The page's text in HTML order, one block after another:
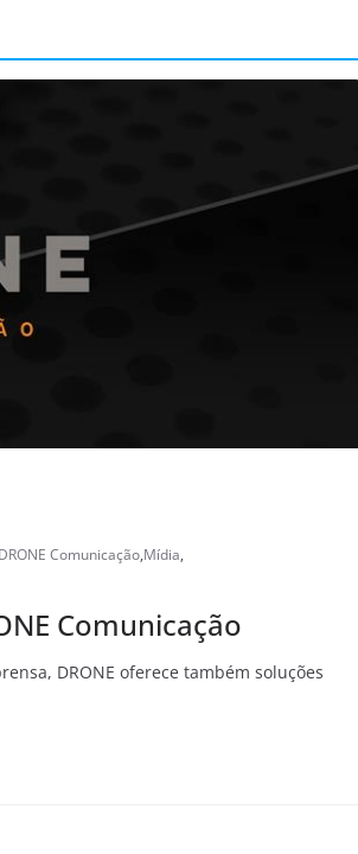
DRONE Comunicação,Mídia,
Comunicação
DRONE oferece também soluções